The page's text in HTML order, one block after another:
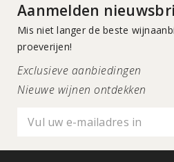
Aanmelden
Mis niet langer de beste
proeverijen!
Exclusieve aanbiedingen
Nieuwe wijnen ontdekken